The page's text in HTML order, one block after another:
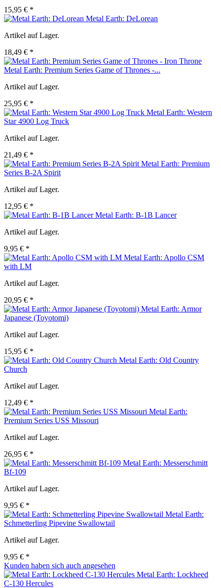
15,95 € *
Metal Earth: DeLorean
Artikel auf Lager.
18,49 € *
Metal Earth: Premium Series Game of Thrones -...
Artikel auf Lager.
25,95 € *
Metal Earth: Western
Star 4900 Log Truck
Artikel auf Lager.
21,49 € *
Metal Earth: Premium
Series B-2A Spirit
Artikel auf Lager.
12,95 € *
Metal Earth: B-1B Lancer
Artikel auf Lager.
9,95 € *
Metal Earth: Apollo CSM
with LM
Artikel auf Lager.
20,95 € *
Metal Earth: Armor
Japanese (Toyotomi)
Artikel auf Lager.
15,95 € *
Metal Earth: Old Country
Church
Artikel auf Lager.
12,49 € *
Metal Earth:
Premium Series USS Missouri
Artikel auf Lager.
26,95 € *
Metal Earth: Messerschmitt
Bf-109
Artikel auf Lager.
9,95 € *
Metal Earth:
Schmetterling Pipevine Swallowtail
Artikel auf Lager.
9,95 € *
Kunden haben sich auch angesehen
Metal Earth: Lockheed
C-130 Hercules